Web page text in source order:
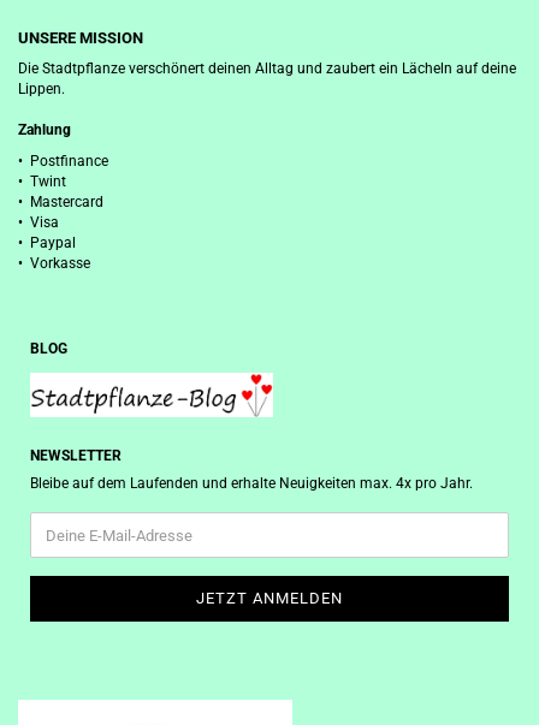
UNSERE MISSION
Die Stadtpflanze verschönert deinen Alltag und zaubert ein Lächeln auf deine
Lippen.
Zahlung
• Postfinance
• Twint
• Mastercard
• Visa
• Paypal
• Vorkasse
BLOG
NEWSLETTER
Bleibe auf dem Laufenden und erhalte Neuigkeiten max. 4x pro Jahr.